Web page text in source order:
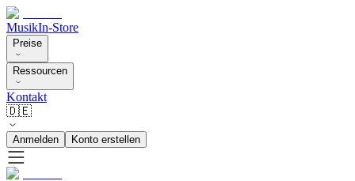
MusikIn-Store
Preise
Ressourcen
Kontakt
🇩🇪
Anmelden Konto erstellen